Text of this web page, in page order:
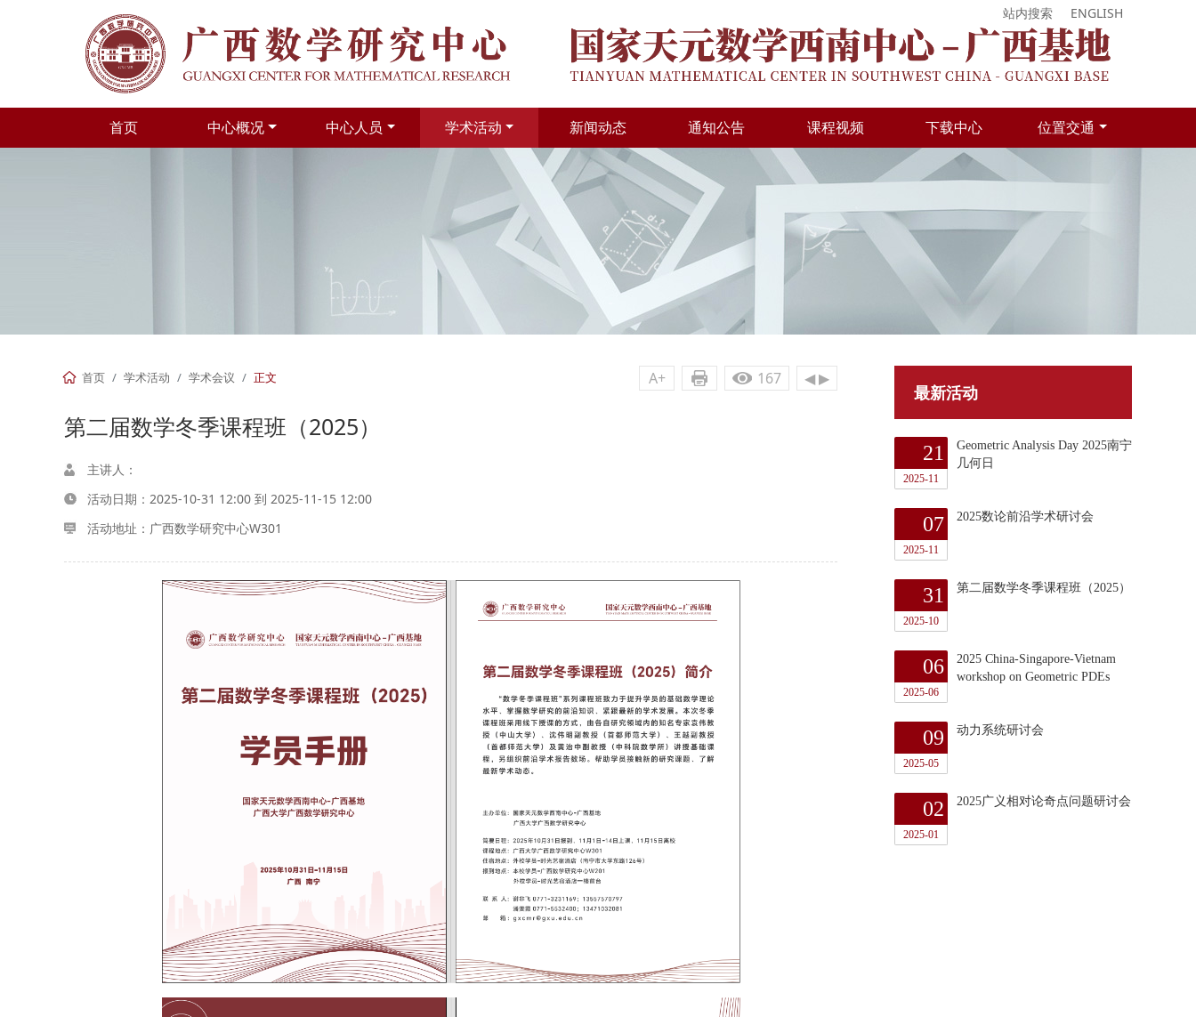
站内搜索 ENGLISH
首页 中心概况 中心人员 学术活动 新闻动态 通知公告 课程视频 下载中心 位置交通
首页 学术活动 学术会议 正文 A+ 167 ◀▶
第二届数学冬季课程班（2025）
主讲人：
活动日期： 2025-10-31 12:00 到 2025-11-15 12:00
活动地址：广西数学研究中心W301
最新活动
21
2025-11
Geometric Analysis Day 2025南宁
几何日
07
2025-11
2025数论前沿学术研讨会
31
2025-10
第二届数学冬季课程班（2025）
06
2025-06
2025 China-Singapore-Vietnam
workshop on Geometric PDEs
09
2025-05
动力系统研讨会
02
2025-01
2025广义相对论奇点问题研讨会